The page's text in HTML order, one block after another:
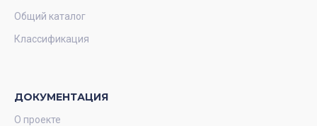
Общий каталог
Классификация
ДОКУМЕНТАЦИЯ
О проекте